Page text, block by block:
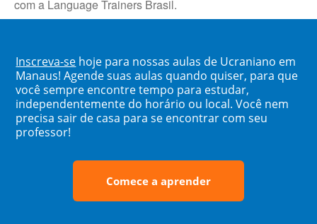
com a Language Trainers Brasil.
Inscreva-se hoje para nossas aulas de Ucraniano em
Manaus! Agende suas aulas quando quiser, para que
você sempre encontre tempo para estudar,
independentemente do horário ou local. Você nem
precisa sair de casa para se encontrar com seu
professor!
Comece a aprender